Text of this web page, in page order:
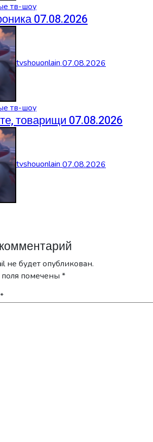
тв-шоу
07.08.2026
tvshouonlain07.08.2026
тв-шоу
товарищи 07.08.2026
tvshouonlain07.08.2026
не будет опубликован.
помечены *
*